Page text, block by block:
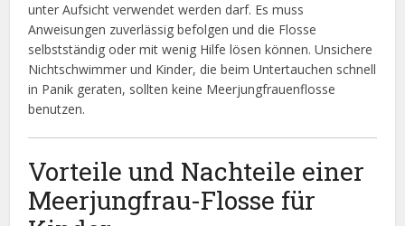
unter Aufsicht verwendet werden darf. Es muss
Anweisungen zuverlässig befolgen und die Flosse
selbstständig oder mit wenig Hilfe lösen können. Unsichere
Nichtschwimmer und Kinder, die beim Untertauchen schnell
in Panik geraten, sollten keine Meerjungfrauenflosse
benutzen.
Vorteile und Nachteile einer
Meerjungfrau-Flosse für